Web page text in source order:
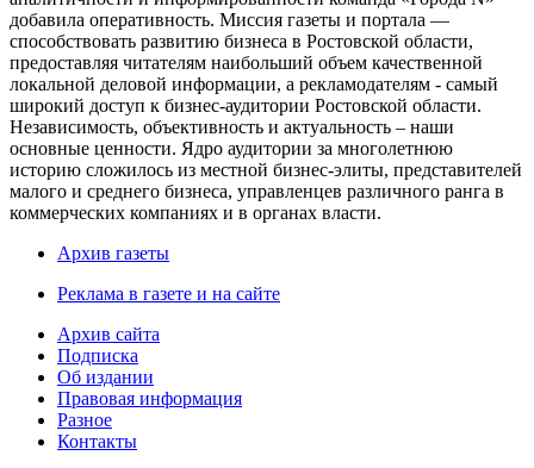
добавила оперативность. Миссия газеты и портала —
способствовать развитию бизнеса в Ростовской области,
предоставляя читателям наибольший объем качественной
локальной деловой информации, а рекламодателям - самый
широкий доступ к бизнес-аудитории Ростовской области.
Независимость, объективность и актуальность – наши
основные ценности. Ядро аудитории за многолетнюю
историю сложилось из местной бизнес-элиты, представителей
малого и среднего бизнеса, управленцев различного ранга в
коммерческих компаниях и в органах власти.
Архив газеты
Реклама в газете и на сайте
Архив сайта
Подписка
Об издании
Правовая информация
Разное
Контакты